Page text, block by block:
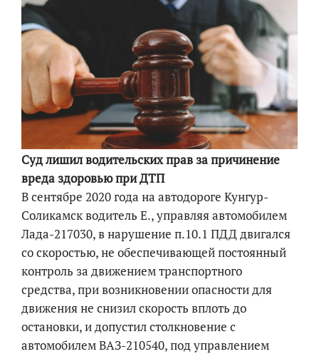
Суд лишил водительских прав за причинение
вреда здоровью при ДТП
В сентябре 2020 года на автодороге Кунгур-
Соликамск водитель Е., управляя автомобилем
Лада-217030, в нарушение п.10.1 ПДД двигался
со скоростью, не обеспечивающей постоянный
контроль за движением транспортного
средства, при возникновении опасности для
движения не снизил скорость вплоть до
остановки, и допустил столкновение с
автомобилем ВАЗ-210540, под управлением